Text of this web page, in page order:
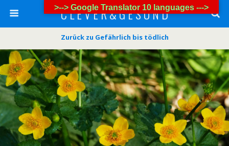
C L E V E R & G E S U N D
Zurück zu Gefährlich bis tödlich
>--> Google Translator 10 languages --->